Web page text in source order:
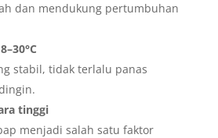
dan mendukung pertumbuhan
stabil, tidak terlalu panas
tinggi
menjadi salah satu faktor